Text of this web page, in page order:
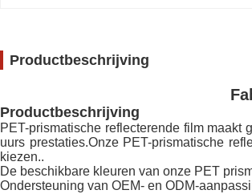
Productbeschrijving
Productbeschrijving
PET-prismatische reflecterende film
uurs prestaties.Onze PET-prismatische
kiezen..
De beschikbare kleuren van onze PET
Ondersteuning van OEM- en ODM-